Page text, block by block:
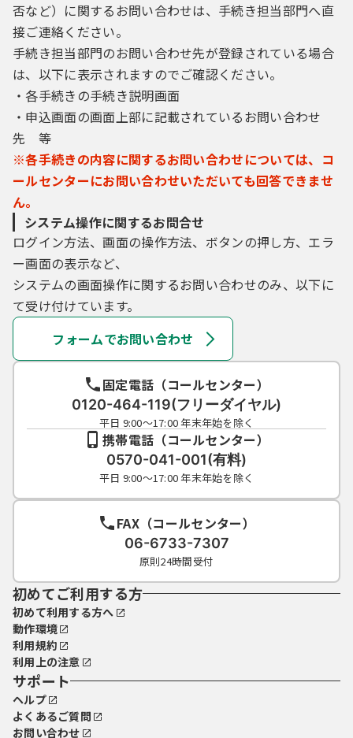
否など）に関するお問い合わせは、手続き担当部門へ直
接ご連絡ください。
手続き担当部門のお問い合わせ先が登録されている場合
は、以下に表示されますのでご確認ください。
・各手続きの手続き説明画面
・申込画面の画面上部に記載されているお問い合わせ
先 等
※各手続きの内容に関するお問い合わせについては、コ
ールセンターにお問い合わせいただいても回答できませ
ん。
システム操作に関するお問合せ
ログイン方法、画面の操作方法、ボタンの押し方、エラ
ー画面の表示など、
システムの画面操作に関するお問い合わせのみ、以下に
て受け付けています。
フォームでお問い合わせ
固定電話（コールセンター）
0120-464-119(フリーダイヤル)
平日 9:00～17:00 年末年始を除く
携帯電話（コールセンター）
0570-041-001(有料)
平日 9:00～17:00 年末年始を除く
FAX（コールセンター）
06-6733-7307
原則24時間受付
初めてご利用する方
初めて利用する方へ
動作環境
利用規約
利用上の注意
サポート
ヘルプ
よくあるご質問
お問い合わせ